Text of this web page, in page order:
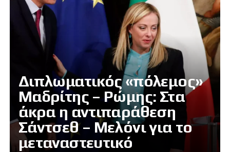
Διπλωματικός «πόλεμος»
Μαδρίτης – Ρώμης: Στα
άκρα η αντιπαράθεση
Σάντσεθ – Μελόνι για το
μεταναστευτικό